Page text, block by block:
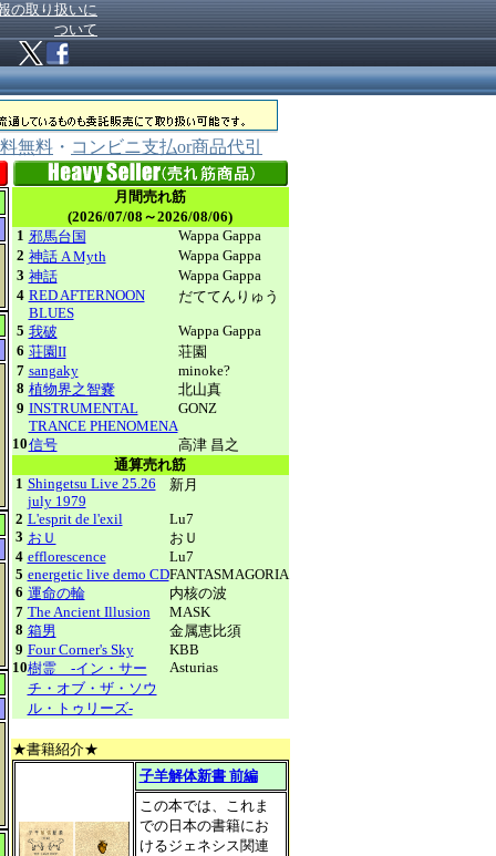
の取り扱いに
ついて
無料 ・ コンビニ支払or商品代引
月間売れ筋
(2026/07/08～2026/08/06)
1 邪馬台国
Wappa Gappa
2 神話 A Myth
Wappa Gappa
3 神話
Wappa Gappa
4 RED AFTERNOON
BLUES
だててんりゅう
5 我破
Wappa Gappa
6 荘園II
荘園
7 sangaky
minoke?
8 植物界之智嚢
北山真
9 INSTRUMENTAL
TRANCE PHENOMENA
GONZ
10信号
高津 昌之
通算売れ筋
1 Shingetsu Live 25.26
july 1979
新月
2 L'esprit de l'exil
Lu7
3 おＵ
おＵ
4 efflorescence
Lu7
5 energetic live demo CDFANTASMAGORIA
6 運命の輪
内核の波
7 The Ancient Illusion
MASK
8 箱男
金属恵比須
9 Four Corner's Sky
KBB
10樹霊 -イン・サー
チ・オブ・ザ・ソウ
ル・トゥリーズ-
Asturias
★書籍紹介★
子羊解体新書 前編
この本では、これま
での日本の書籍にお
けるジェネシス関連